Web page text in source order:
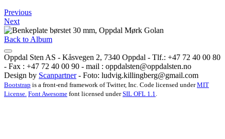
Previous
Next
Back to Album
Oppdal Sten AS - Kåsvegen 2, 7340 Oppdal - Tlf.: +47 72 40 00 80
- Fax : +47 72 40 00 90 - mail : oppdalsten@oppdalsten.no
Design by Scanpartner- Foto: ludvig.killingberg@gmail.com
Bootstrap is a front-end framework of Twitter, Inc. Code licensed underMIT
License. Font Awesome font licensed underSIL OFL 1.1.